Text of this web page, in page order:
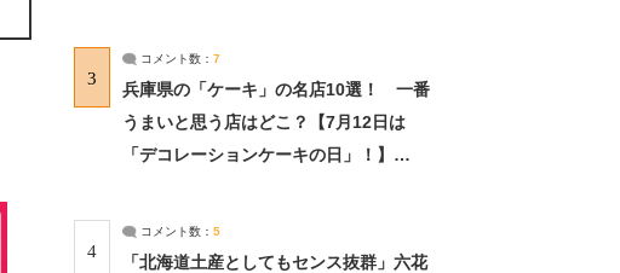
3
コメント数： 7
兵庫県の「ケーキ」の名店10選！ 一番
うまいと思う店はどこ？【7月12日は
「デコレーションケーキの日」！】
4
コメント数： 5
「北海道土産としてもセンス抜群」六花